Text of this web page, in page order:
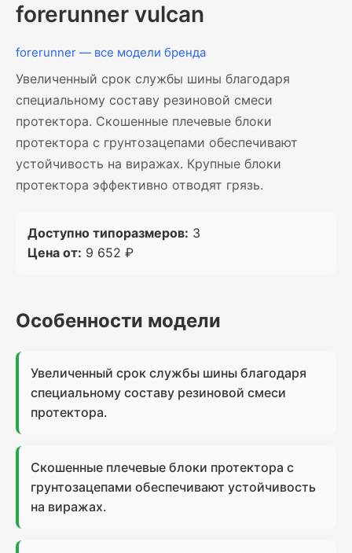
forerunner vulcan
forerunner — все модели бренда
Увеличенный срок службы шины благодаря
специальному составу резиновой смеси
протектора. Скошенные плечевые блоки
протектора с грунтозацепами обеспечивают
устойчивость на виражах. Крупные блоки
протектора эффективно отводят грязь.
Доступно типоразмеров: 3
Цена от: 9 652 ₽
Особенности модели
Увеличенный срок службы шины благодаря
специальному составу резиновой смеси
протектора.
Скошенные плечевые блоки протектора с
грунтозацепами обеспечивают устойчивость
на виражах.